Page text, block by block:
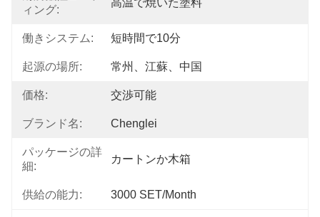
ィング:
高温で焼いた塗料
働きシステム: 短時間で10分
起源の場所: 常州、江蘇、中国
価格: 交渉可能
ブランド名: Chenglei
パッケージの詳
細:
カートンか木箱
供給の能力: 3000 SET/Month